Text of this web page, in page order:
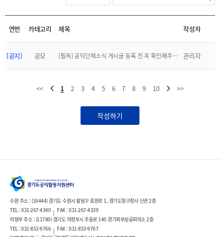
연번 카테고리 제목 작성자
[공지] 공모 [필독] 공익단체소식 게시글 등록 전 꼭 확인해주세요! 관리자
<< 1 2 3 4 5 6 7 8 9 10 >>
작성하기
수원 주소 : (16444) 경기도 수원시 팔달구 효원로 1, 경기도청구청사 신관 2층
TEL : 031-267-4340 | FAX : 031-267-4339
의정부 주소 : (11780) 경기도 의정부시 추동로 140 경기북부상공회의소 2층
TEL : 031-853-9766 | FAX : 031-853-9767